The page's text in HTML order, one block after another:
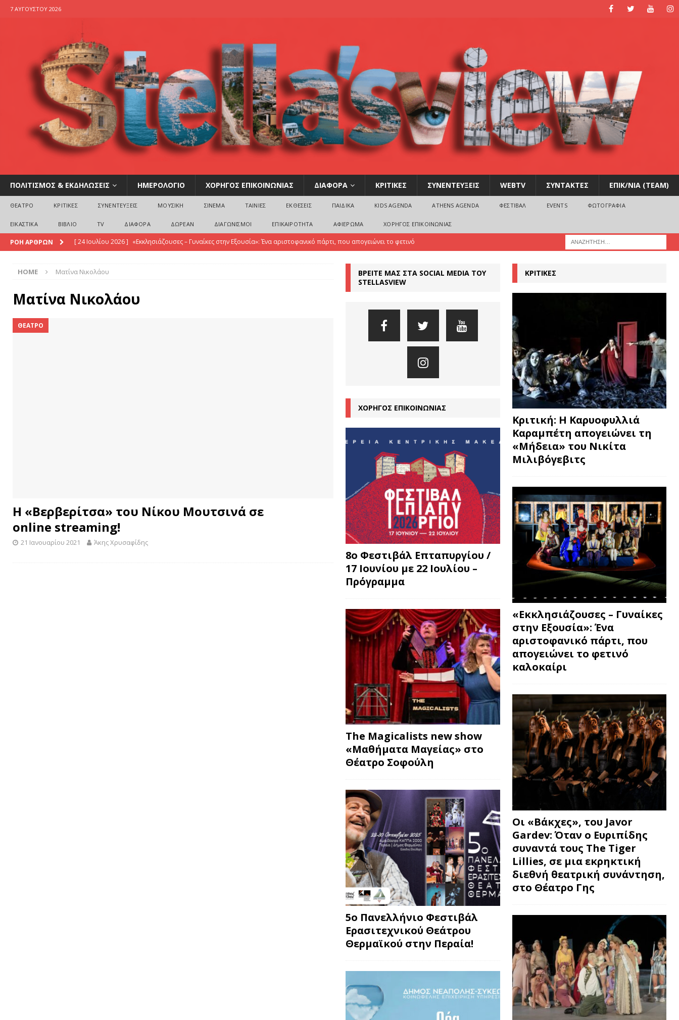
7 ΑΥΓΟΎΣΤΟΥ 2026
ΠΟΛΙΤΙΣΜΟΣ & ΕΚΔΗΛΩΣΕΙΣ ΗΜΕΡΟΛΟΓΙΟ ΧΟΡΗΓΟΣ ΕΠΙΚΟΙΝΩΝΙΑΣ ΔΙΑΦΟΡΑ ΚΡΙΤΙΚΕΣ ΣΥΝΕΝΤΕΥΞΕΙΣ WEBTV ΣΥΝΤΑΚΤΕΣ ΕΠΙΚ/ΝΙΑ (TEAM)
ΘΕΑΤΡΟ ΚΡΙΤΙΚΕΣ ΣΥΝΕΝΤΕΥΞΕΙΣ ΜΟΥΣΙΚΗ ΣΙΝΕΜΑ ΤΑΙΝΙΕΣ ΕΚΘΕΣΕΙΣ ΠΑΙΔΙΚΑ KIDS AGENDA ATHENS AGENDA ΦΕΣΤΙΒΑΛ EVENTS ΦΩΤΟΓΡΑΦΙΑ
ΕΙΚΑΣΤΙΚΑ ΒΙΒΛΙΟ TV ΔΙΑΦΟΡΑ ΔΩΡΕΑΝ ΔΙΑΓΩΝΙΣΜΟΙ ΕΠΙΚΑΙΡΟΤΗΤΑ ΑΦΙΕΡΩΜΑ ΧΟΡΗΓΟΣ ΕΠΙΚΟΙΝΩΝΙΑΣ
ΡΟΗ ΑΡΘΡΩΝ [ 24 Ιουλίου 2026 ] «Εκκλησιάζουσες – Γυναίκες στην Εξουσία»: Ένα αριστοφανικό πάρτι, που απογειώνει το φετινό
[ 23 Ιουλίου 2026 ]
Οι «Βάκχες», του Javor Gardev: Όταν ο Ευριπίδης συναντά τους The Tiger Lillies, σε μια εκρηκτική
διεθνή θεατρική συνάντηση, στο Θέατρο Γης
«Λυσιστράτη» του ΚΘΒΕ: Όταν ο Αριστοφάνης μιλά για το σήμερα με γυναικεία φωνή
ΚΡΙΤΙΚΕΣ
Βαγγέλης Παπαδάκης: “Ζούμε σε μια εποχή υπερσύνδεσης αλλά και βαθιάς μοναξιάς”
ΣΥΝΕΝΤΕΥΞΕΙΣ
ΚΡΙΤΙΚΕΣ
HOME Ματίνα Νικολάου
Ματίνα Νικολάου
ΘΕΑΤΡΟ
Η «Βερβερίτσα» του Νίκου Μουτσινά σε
online streaming!
21 Ιανουαρίου 2021 Άκης Χρυσαφίδης
ΒΡΕΙΤΕ ΜΑΣ ΣΤΑ SOCIAL MEDIA ΤΟΥ
STELLASVIEW
ΧΟΡΗΓΟΣ ΕΠΙΚΟΙΝΩΝΙΑΣ
8o Φεστιβάλ Επταπυργίου /
17 Ιουνίου με 22 Ιουλίου –
Πρόγραμμα
The Magicalists new show
«Μαθήματα Μαγείας» στο
Θέατρο Σοφούλη
5ο Πανελλήνιο Φεστιβάλ
Ερασιτεχνικού Θεάτρου
Θερμαϊκού στην Περαία!
ΚΡΙΤΙΚΕΣ
Κριτική: Η Καρυοφυλλιά
Καραμπέτη απογειώνει τη
«Μήδεια» του Νικίτα
Μιλιβόγεβιτς
«Εκκλησιάζουσες – Γυναίκες
στην Εξουσία»: Ένα
αριστοφανικό πάρτι, που
απογειώνει το φετινό
καλοκαίρι
Οι «Βάκχες», του Javor
Gardev: Όταν ο Ευριπίδης
συναντά τους The Tiger
Lillies, σε μια εκρηκτική
διεθνή θεατρική συνάντηση,
στο Θέατρο Γης